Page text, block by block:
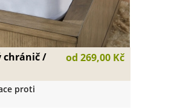
chránič /
od 269,00 Kč
proti